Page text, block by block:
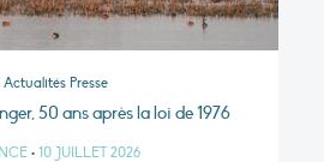
Actualités Presse
50 ans après la loi de 1976
• 10 JUILLET 2026